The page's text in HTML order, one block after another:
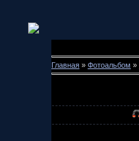
Главная » Фотоальбом »